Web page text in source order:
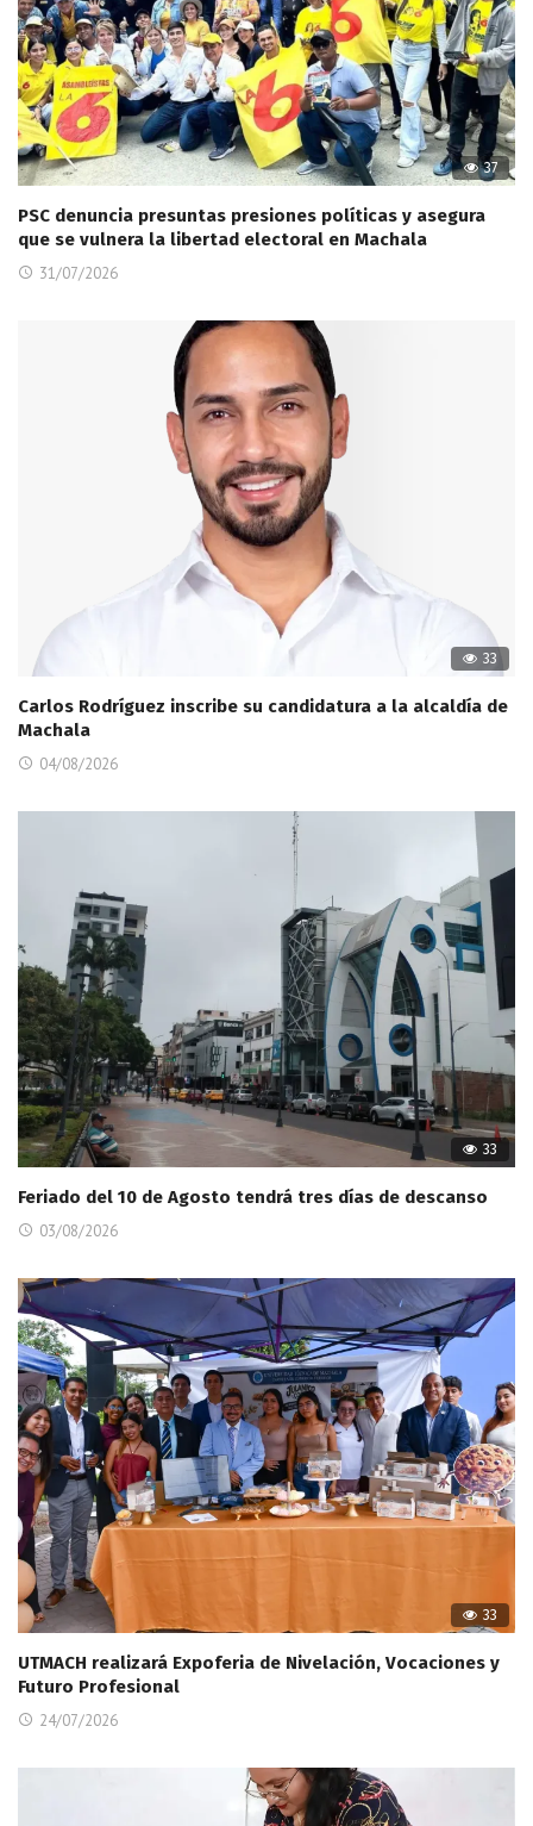
37
PSC denuncia presuntas presiones políticas y asegura
que se vulnera la libertad electoral en Machala
31/07/2026
33
Carlos Rodríguez inscribe su candidatura a la alcaldía de
Machala
04/08/2026
33
Feriado del 10 de Agosto tendrá tres días de descanso
03/08/2026
33
UTMACH realizará Expoferia de Nivelación, Vocaciones y
Futuro Profesional
24/07/2026